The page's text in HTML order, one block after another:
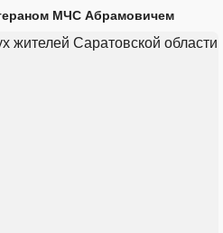
МЧС Абрамовичем